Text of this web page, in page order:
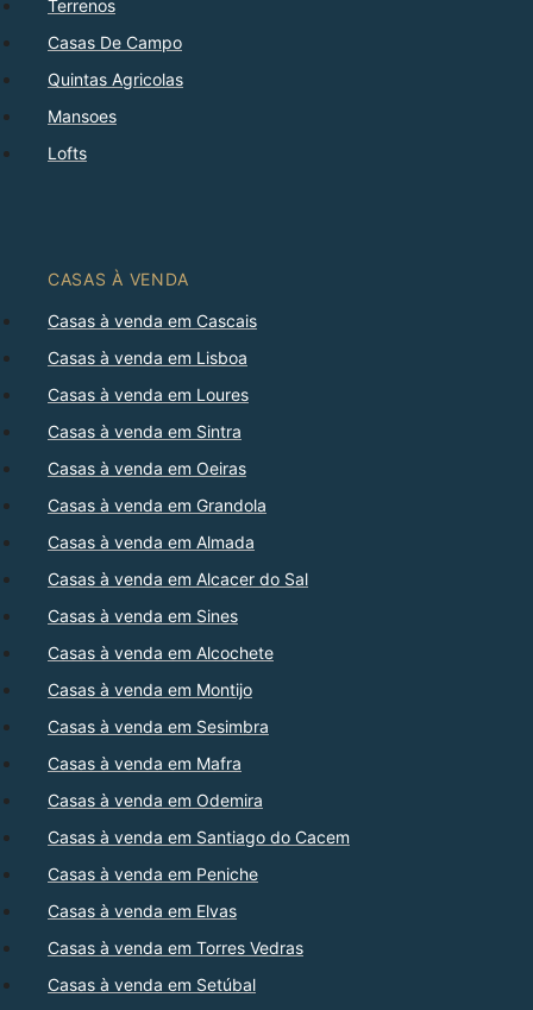
Terrenos
Casas De Campo
Quintas Agricolas
Mansoes
Lofts
CASAS À VENDA
Casas à venda em Cascais
Casas à venda em Lisboa
Casas à venda em Loures
Casas à venda em Sintra
Casas à venda em Oeiras
Casas à venda em Grandola
Casas à venda em Almada
Casas à venda em Alcacer do Sal
Casas à venda em Sines
Casas à venda em Alcochete
Casas à venda em Montijo
Casas à venda em Sesimbra
Casas à venda em Mafra
Casas à venda em Odemira
Casas à venda em Santiago do Cacem
Casas à venda em Peniche
Casas à venda em Elvas
Casas à venda em Torres Vedras
Casas à venda em Setúbal